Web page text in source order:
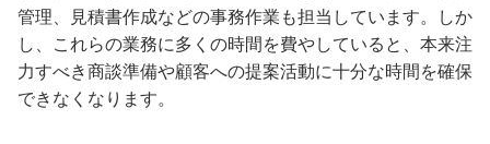
管理、見積書作成などの事務作業も担当しています。しか
し、これらの業務に多くの時間を費やしていると、本来注
力すべき商談準備や顧客への提案活動に十分な時間を確保
できなくなります。